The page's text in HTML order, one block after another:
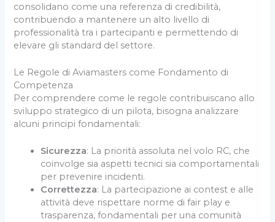
consolidano come una referenza di credibilità,
contribuendo a mantenere un alto livello di
professionalità tra i partecipanti e permettendo di
elevare gli standard del settore.
Le Regole di Aviamasters come Fondamento di
Competenza
Per comprendere come le regole contribuiscano allo
sviluppo strategico di un pilota, bisogna analizzare
alcuni principi fondamentali:
Sicurezza: La priorità assoluta nel volo RC, che
coinvolge sia aspetti tecnici sia comportamentali
per prevenire incidenti.
Correttezza: La partecipazione ai contest e alle
attività deve rispettare norme di fair play e
trasparenza, fondamentali per una comunità